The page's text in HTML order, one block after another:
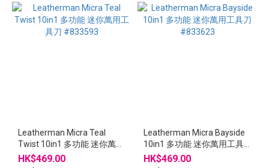
Leatherman Micra Teal
Twist 10in1 多功能 迷你萬用
工具刀 #833593
HK$469.00
Leatherman Micra Bayside
10in1 多功能 迷你萬用工具
刀 #833623
HK$469.00